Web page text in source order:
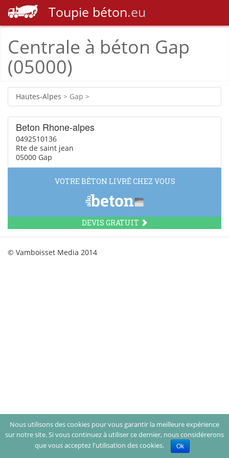
Toupie béton.eu
Centrale à béton Gap
(05000)
Hautes-Alpes > Gap >
Beton Rhone-alpes
0492510136
Rte de saint jean
05000 Gap
VOTRE BÉTON LIVRÉ CHEZ VOUS
DEVIS GRATUIT
Nous utilisons des cookies pour vous garantir la meilleure expérience
sur notre site. Si vous continuez à utiliser ce dernier, nous considérerons
que vous acceptez l'utilisation des cookies.
Ok
© Vamboisset Media 2014